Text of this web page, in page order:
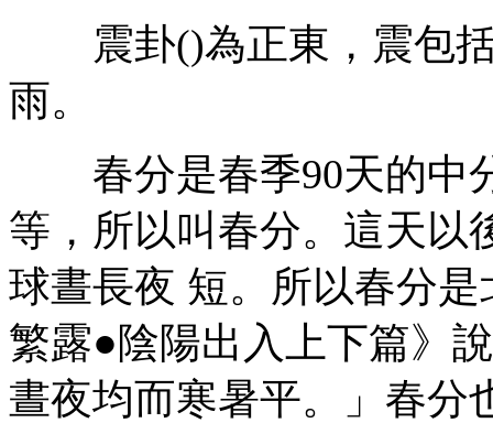
震卦()為正東，震包括
雨。
春分是春季90天的中
等，所以叫春分。這天以
球晝長夜 短。所以春分
繁露●陰陽出入上下篇》
晝夜均而寒暑平。」春分